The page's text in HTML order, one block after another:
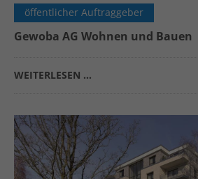
öffentlicher Auftraggeber
Gewoba AG Wohnen und Bauen
WEITERLESEN …